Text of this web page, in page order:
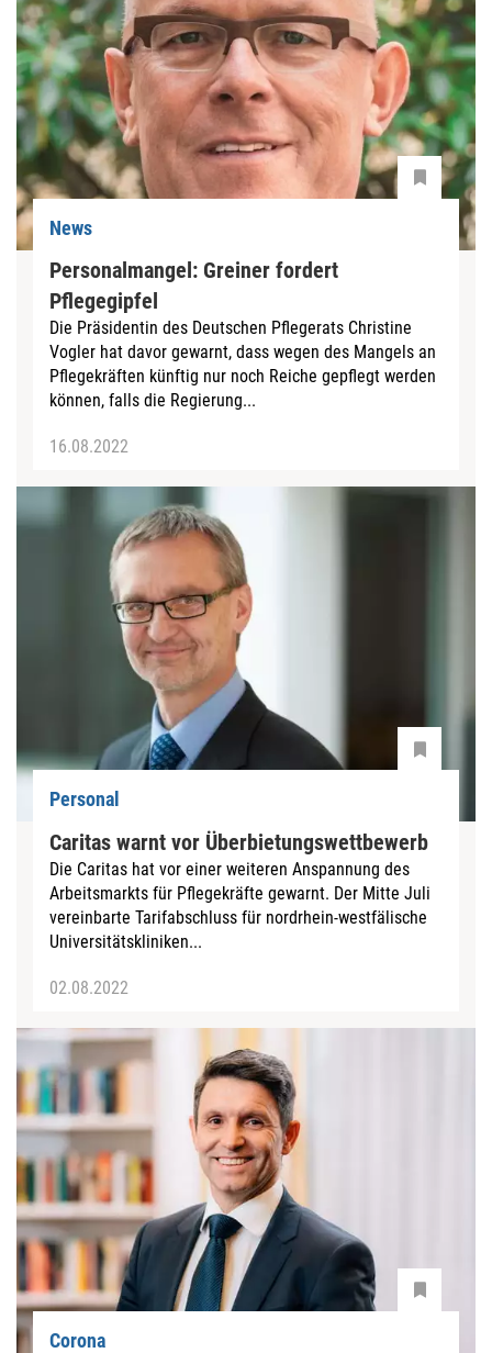
News
Personalmangel: Greiner fordert
Pflegegipfel
Die Präsidentin des Deutschen Pflegerats Christine
Vogler hat davor gewarnt, dass wegen des Mangels an
Pflegekräften künftig nur noch Reiche gepflegt werden
können, falls die Regierung...
16.08.2022
Personal
Caritas warnt vor Überbietungswettbewerb
Die Caritas hat vor einer weiteren Anspannung des
Arbeitsmarkts für Pflegekräfte gewarnt. Der Mitte Juli
vereinbarte Tarifabschluss für nordrhein-westfälische
Universitätskliniken...
02.08.2022
Corona